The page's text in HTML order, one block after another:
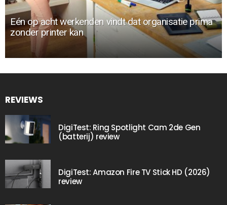
Eén op acht werkenden vindt dat organisatie prima
zonder printer kan
REVIEWS
DigiTest: Ring Spotlight Cam 2de Gen
(batterij) review
DigiTest: Amazon Fire TV Stick HD (2026)
review